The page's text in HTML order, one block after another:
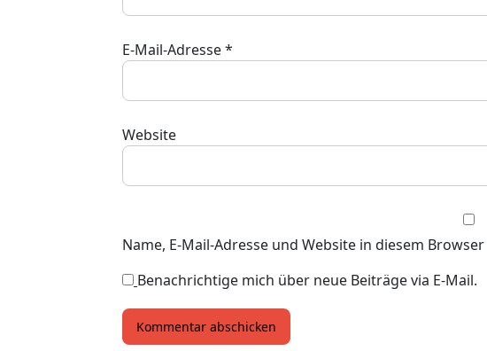
E-Mail-Adresse*
Website
Name, E-Mail-Adresse und Website in diesem
Benachrichtige mich über neue Beiträge via E-Mail.